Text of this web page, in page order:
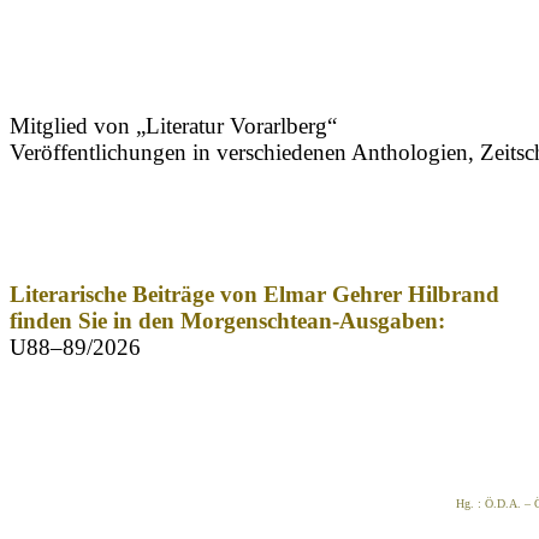
Mitglied von „Literatur Vorarlberg“
Veröffentlichungen in verschiedenen Anthologien,
Literarische Beiträge von Elmar Gehrer Hilbrand
finden Sie in den Morgenschtean-Ausgaben:
U88–89/2026
Hg. : Ö.D.A. –